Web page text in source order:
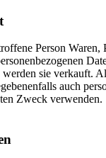
Person
sie verkauft.
auch
Zweck verwenden.